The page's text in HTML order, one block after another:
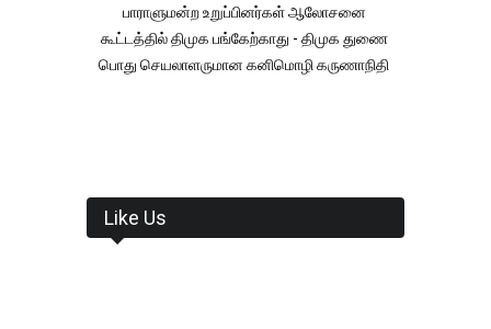
பாராளுமன்ற உறுப்பினர்கள் ஆலோசனை
கூட்டத்தில் திமுக பங்கேற்காது - திமுக துணை
பொது செயலாளருமான கனிமொழி கருணாநிதி
Like Us